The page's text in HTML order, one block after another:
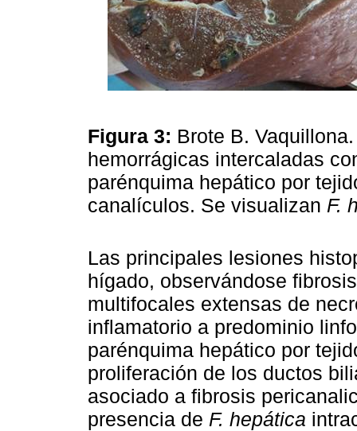
Figura 3: Brote B.
hemorrágicas intercaladas
parénquima hepático por
canalículos. Se visualizan F.
Las principales lesiones
hígado, observándose
multifocales extensas de
inflamatorio a predominio
parénquima hepático por
proliferación de los ductos
asociado a fibrosis
presencia de F. hepática